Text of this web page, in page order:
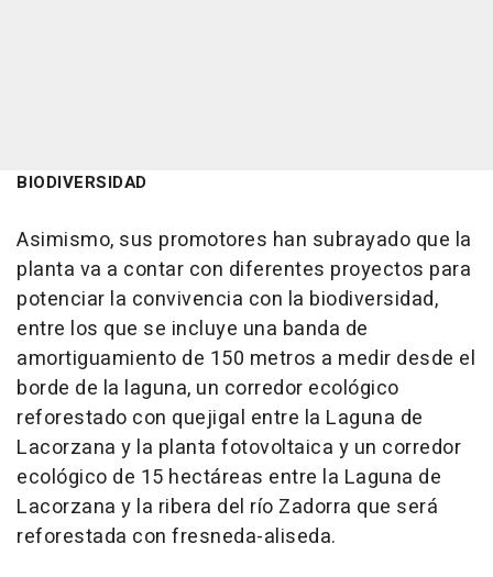
BIODIVERSIDAD
Asimismo, sus promotores han subrayado que la
planta va a contar con diferentes proyectos para
potenciar la convivencia con la biodiversidad,
entre los que se incluye una banda de
amortiguamiento de 150 metros a medir desde el
borde de la laguna, un corredor ecológico
reforestado con quejigal entre la Laguna de
Lacorzana y la planta fotovoltaica y un corredor
ecológico de 15 hectáreas entre la Laguna de
Lacorzana y la ribera del río Zadorra que será
reforestada con fresneda-aliseda.